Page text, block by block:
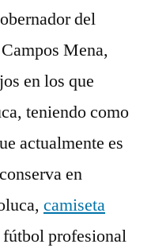
del
Mena,
en los que
teniendo como
actualmente es
en
camiseta
profesional